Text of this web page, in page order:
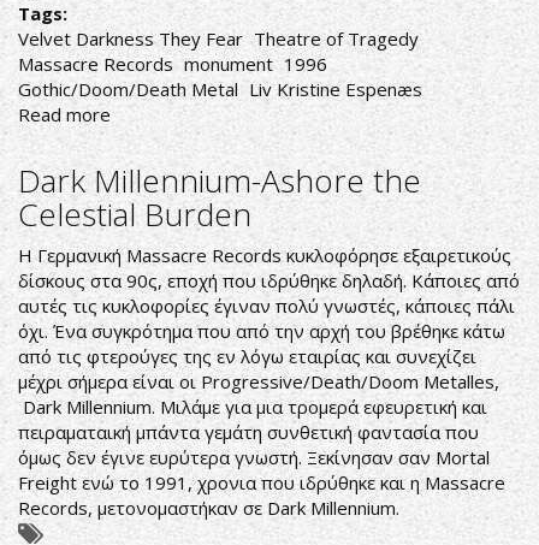
Tags:
Velvet Darkness They Fear Theatre of Tragedy
Massacre Records monument 1996
Gothic/Doom/Death Metal Liv Kristine Espenæs
Read moreabout
Theatre
of
Tragedy-
Velvet
Darkness
They
Fear
Dark Millennium-Ashore the
Celestial Burden
Η Γερμανική Massacre Records κυκλοφόρησε εξαιρετικούς
δίσκους στα 90ς, εποχή που ιδρύθηκε δηλαδή. Κάποιες από
αυτές τις κυκλοφορίες έγιναν πολύ γνωστές, κάποιες πάλι
όχι. Ένα συγκρότημα που από την αρχή του βρέθηκε κάτω
από τις φτερούγες της εν λόγω εταιρίας και συνεχίζει
μέχρι σήμερα είναι οι Progressive/Death/Doom Metalles,
Dark Millennium. Μιλάμε για μια τρομερά εφευρετική και
πειραματαική μπάντα γεμάτη συνθετική φαντασία που
όμως δεν έγινε ευρύτερα γνωστή. Ξεκίνησαν σαν Mortal
Freight ενώ το 1991, χρονια που ιδρύθηκε και η Massacre
Records, μετονομαστήκαν σε Dark Millennium.